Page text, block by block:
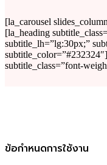
[la_carousel
[la_heading
subtitle_lh=”lg:30px;”
subtitle_color=”#232324″]
subtitle_class=”font-
ข้อกำหนดการใช้งาน